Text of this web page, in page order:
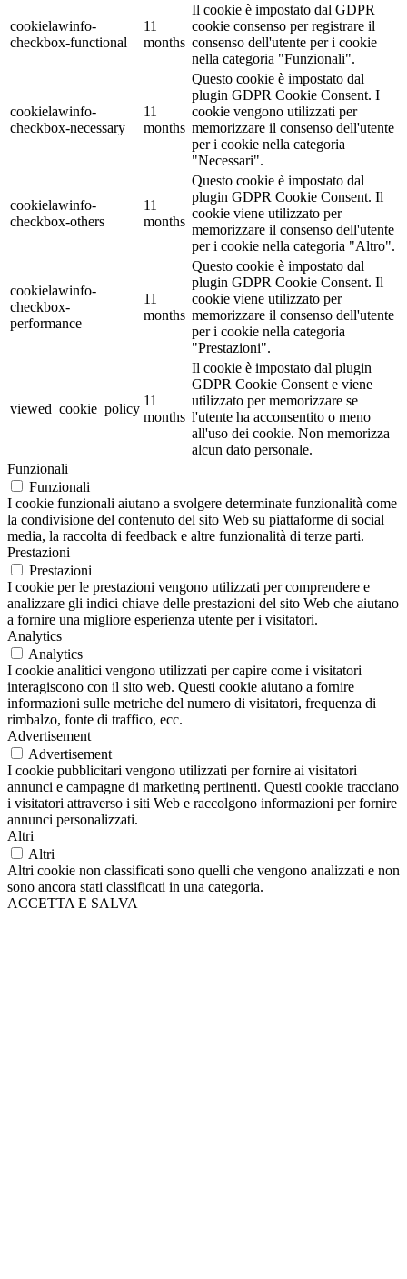
cookielawinfo-
checkbox-functional
11
months
Il cookie è impostato dal GDPR
cookie consenso per registrare il
consenso dell'utente per i cookie
nella categoria "Funzionali".
cookielawinfo-
checkbox-necessary
11
months
Questo cookie è impostato dal
plugin GDPR Cookie Consent. I
cookie vengono utilizzati per
memorizzare il consenso dell'utente
per i cookie nella categoria
"Necessari".
cookielawinfo-
checkbox-others
11
months
Questo cookie è impostato dal
plugin GDPR Cookie Consent. Il
cookie viene utilizzato per
memorizzare il consenso dell'utente
per i cookie nella categoria "Altro".
cookielawinfo-
checkbox-
performance
11
months
Questo cookie è impostato dal
plugin GDPR Cookie Consent. Il
cookie viene utilizzato per
memorizzare il consenso dell'utente
per i cookie nella categoria
"Prestazioni".
viewed_cookie_policy
11
months
Il cookie è impostato dal plugin
GDPR Cookie Consent e viene
utilizzato per memorizzare se
l'utente ha acconsentito o meno
all'uso dei cookie. Non memorizza
alcun dato personale.
Funzionali
Funzionali
I cookie funzionali aiutano a svolgere determinate funzionalità come
la condivisione del contenuto del sito Web su piattaforme di social
media, la raccolta di feedback e altre funzionalità di terze parti.
Prestazioni
Prestazioni
I cookie per le prestazioni vengono utilizzati per comprendere e
analizzare gli indici chiave delle prestazioni del sito Web che aiutano
a fornire una migliore esperienza utente per i visitatori.
Analytics
Analytics
I cookie analitici vengono utilizzati per capire come i visitatori
interagiscono con il sito web. Questi cookie aiutano a fornire
informazioni sulle metriche del numero di visitatori, frequenza di
rimbalzo, fonte di traffico, ecc.
Advertisement
Advertisement
I cookie pubblicitari vengono utilizzati per fornire ai visitatori
annunci e campagne di marketing pertinenti. Questi cookie tracciano
i visitatori attraverso i siti Web e raccolgono informazioni per fornire
annunci personalizzati.
Altri
Altri
Altri cookie non classificati sono quelli che vengono analizzati e non
sono ancora stati classificati in una categoria.
ACCETTA E SALVA